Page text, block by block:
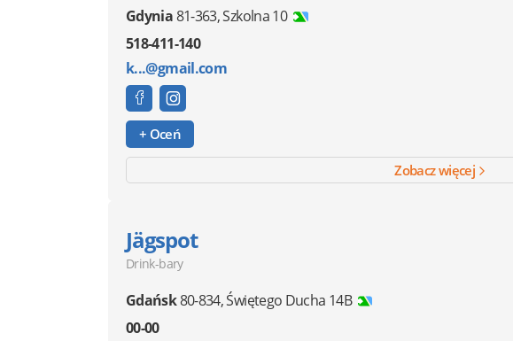
Gdynia81-363,Szkolna 10
518-411-140
k...@gmail.com
+ Oceń
Zobacz więcej
Jägspot
Drink-bary
Gdańsk80-834,Świętego Ducha 14B
00-00